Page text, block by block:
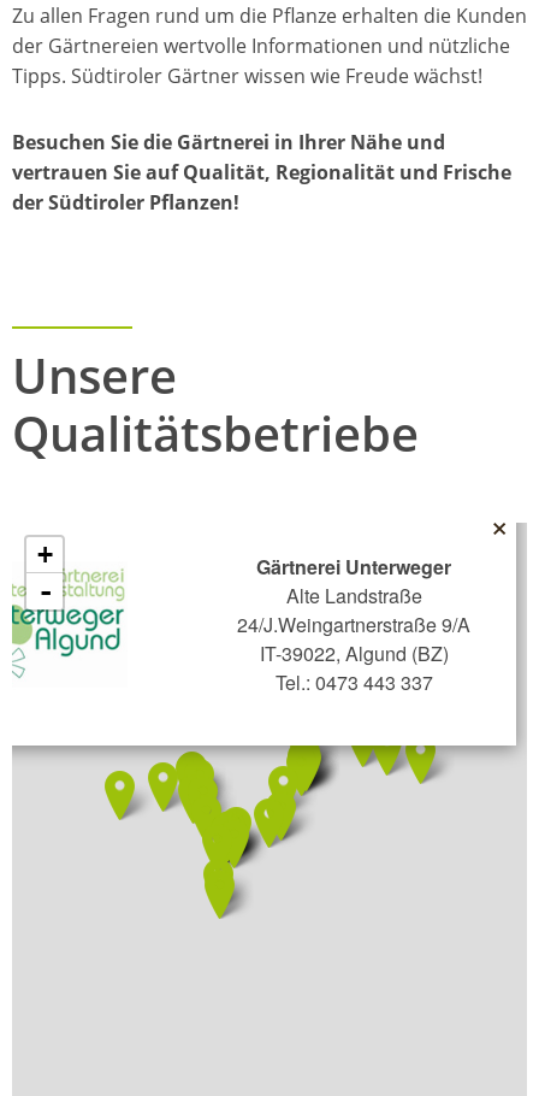
Zu allen Fragen rund um die Pflanze erhalten die Kunden
der Gärtnereien wertvolle Informationen und nützliche
Tipps. Südtiroler Gärtner wissen wie Freude wächst!
Besuchen Sie die Gärtnerei in Ihrer Nähe und
vertrauen Sie auf Qualität, Regionalität und Frische
der Südtiroler Pflanzen!
Unsere
Qualitätsbetriebe
×
Gärtnerei Unterweger
Alte Landstraße
24/J.Weingartnerstraße 9/A
IT-39022, Algund (BZ)
Tel.: 0473 443 337
+
-